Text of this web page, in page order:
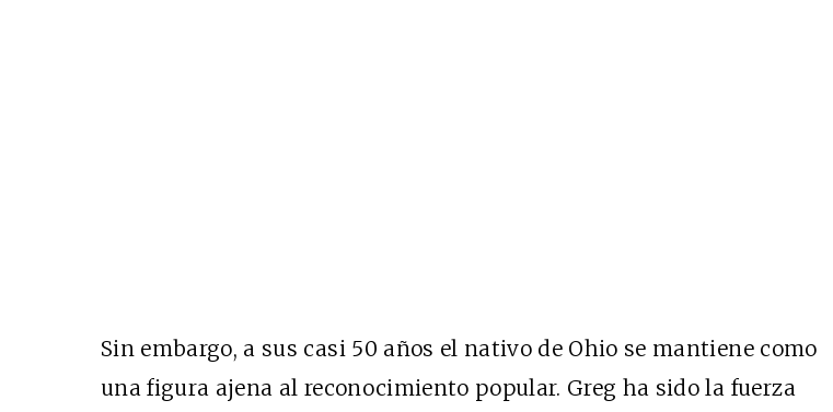
Sin embargo, a sus casi 50 años el nativo de Ohio se mantiene como
una figura ajena al reconocimiento popular. Greg ha sido la fuerza